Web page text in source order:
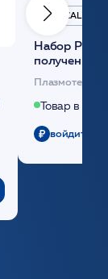
MEDICAL CASE
Набор Plasmoactive Стандарт для
получения
плазмы
Товар в
войдите